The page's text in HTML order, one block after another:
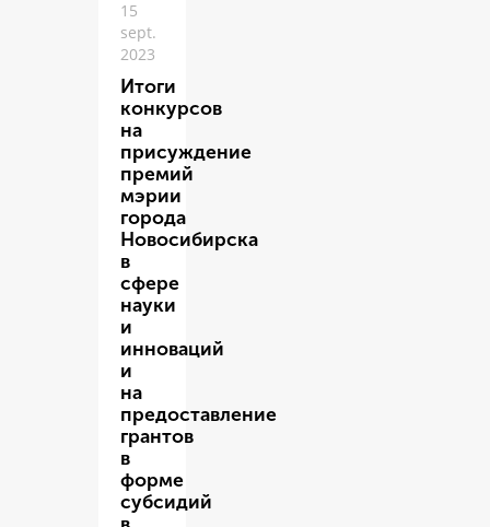
15
sept.
2023
Итоги
конкурсов
на
присуждение
премий
мэрии
города
Новосибирска
в
сфере
науки
и
инноваций
и
на
предоставление
грантов
в
форме
субсидий